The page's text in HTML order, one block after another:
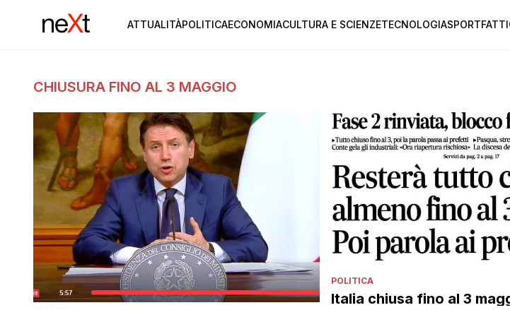
ATTUALITÀPOLITICAECONOMIACULTURA E SCIENZETECNOLOGIASPORTFATTI
CHIUSURA FINO AL 3 MAGGIO
POLITICA
Italia chiusa fino al 3